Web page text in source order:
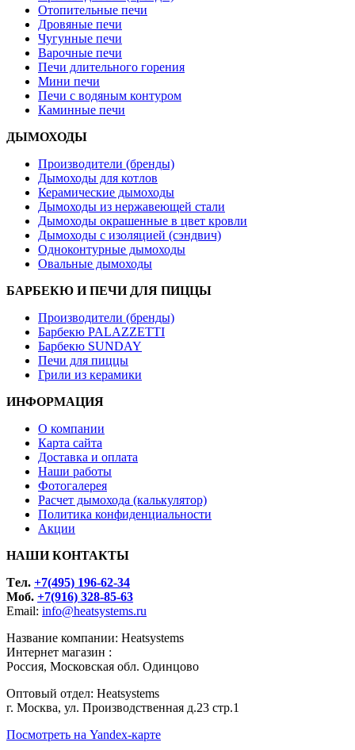
Отопительные печи
Дровяные печи
Чугунные печи
Варочные печи
Печи длительного горения
Мини печи
Печи с водяным контуром
Каминные печи
ДЫМОХОДЫ
Производители (бренды)
Дымоходы для котлов
Керамические дымоходы
Дымоходы из нержавеющей стали
Дымоходы окрашенные в цвет кровли
Дымоходы с изоляцией (сэндвич)
Одноконтурные дымоходы
Овальные дымоходы
БАРБЕКЮ И ПЕЧИ ДЛЯ ПИЦЦЫ
Производители (бренды)
Барбекю PALAZZETTI
Барбекю SUNDAY
Печи для пиццы
Грили из керамики
ИНФОРМАЦИЯ
О компании
Карта сайта
Доставка и оплата
Наши работы
Фотогалерея
Расчет дымохода (калькулятор)
Политика конфиденциальности
Акции
НАШИ КОНТАКТЫ
Tел. +7(495) 196-62-34
Моб. +7(916) 328-85-63
Email: info@heatsystems.ru
Название компании: Heatsystems
Интернет магазин :
Россия, Московская обл. Одинцово
Оптовый отдел: Heatsystems
г. Москва, ул. Производственная д.23 стр.1
Посмотреть на Yandex-карте